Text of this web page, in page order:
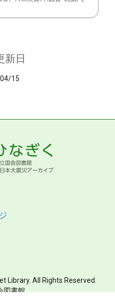
新日
15
Library. All Rights Reserved.